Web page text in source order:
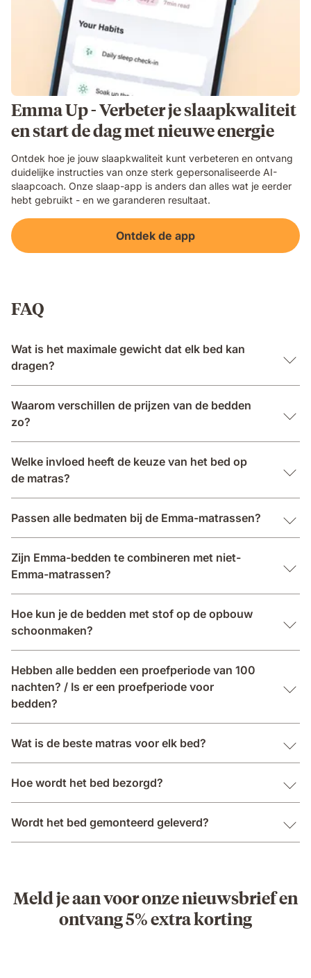
Emma Up - Verbeter je slaapkwaliteit
en start de dag met nieuwe energie
Ontdek hoe je jouw slaapkwaliteit kunt verbeteren en ontvang
duidelijke instructies van onze sterk gepersonaliseerde AI-
slaapcoach. Onze slaap-app is anders dan alles wat je eerder
hebt gebruikt - en we garanderen resultaat.
Ontdek de app
FAQ
Wat is het maximale gewicht dat elk bed kan
dragen?
Waarom verschillen de prijzen van de bedden
zo?
Welke invloed heeft de keuze van het bed op
de matras?
Passen alle bedmaten bij de Emma-matrassen?
Zijn Emma-bedden te combineren met niet-
Emma-matrassen?
Hoe kun je de bedden met stof op de opbouw
schoonmaken?
Hebben alle bedden een proefperiode van 100
nachten? / Is er een proefperiode voor
bedden?
Wat is de beste matras voor elk bed?
Hoe wordt het bed bezorgd?
Wordt het bed gemonteerd geleverd?
Meld je aan voor onze nieuwsbrief en
ontvang 5% extra korting